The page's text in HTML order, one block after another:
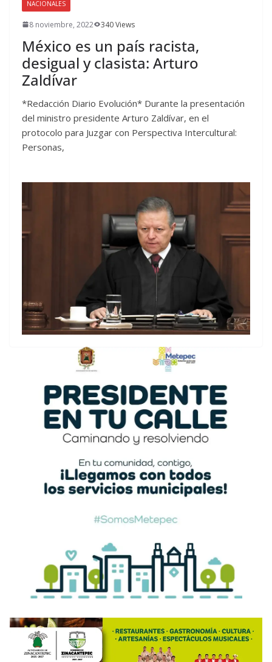
NACIONALES
8 noviembre, 2022 340 Views
México es un país racista,
desigual y clasista: Arturo
Zaldívar
*Redacción Diario Evolución* Durante la presentación
del ministro presidente Arturo Zaldívar, en el
protocolo para Juzgar con Perspectiva Intercultural:
Personas,